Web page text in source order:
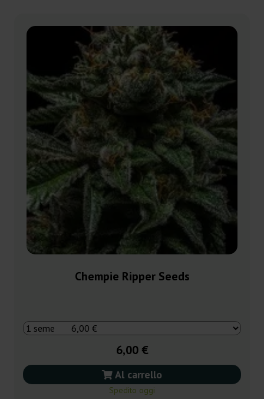
Chempie Ripper Seeds
6,00 €
Al carrello
Spedito oggi